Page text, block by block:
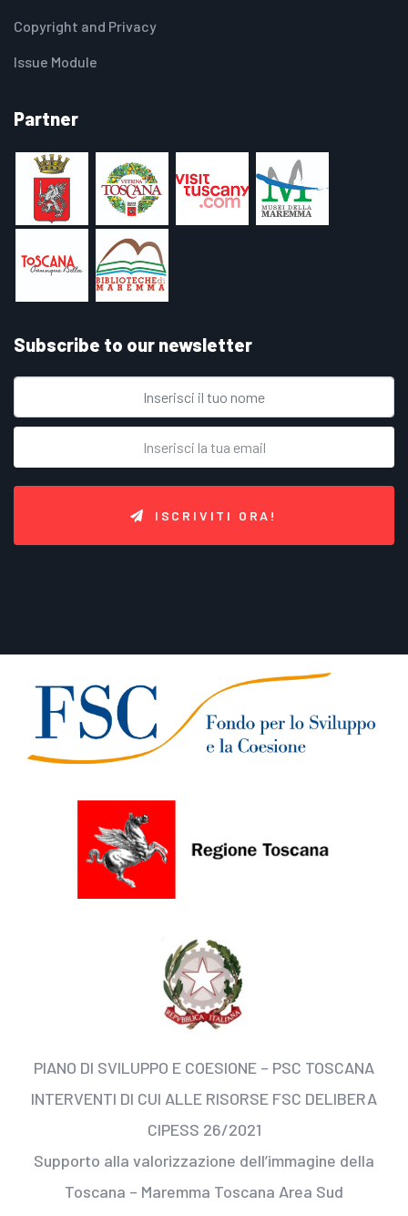
Copyright and Privacy
Issue Module
Partner
Subscribe to our newsletter
ISCRIVITI ORA!
PIANO DI SVILUPPO E COESIONE – PSC TOSCANA
INTERVENTI DI CUI ALLE RISORSE FSC DELIBERA
CIPESS 26/2021
Supporto alla valorizzazione dell’immagine della
Toscana – Maremma Toscana Area Sud